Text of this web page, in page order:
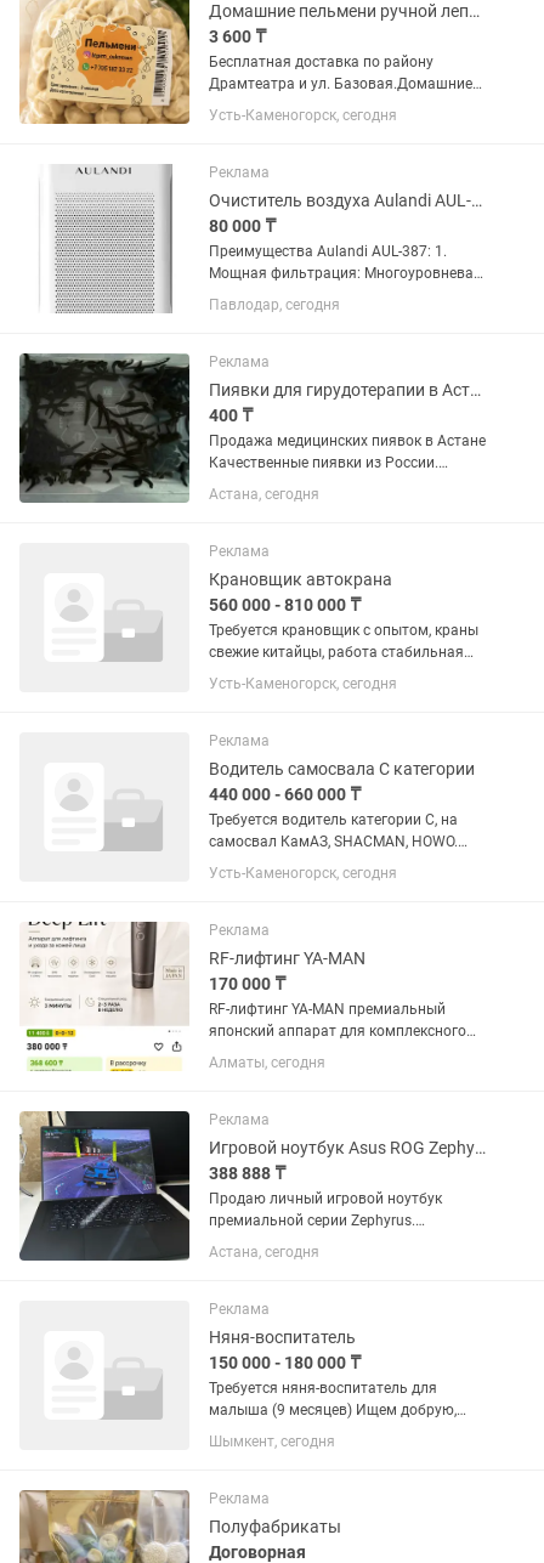
Домашние пельмени ручной лепки Усть-Каменогорске 3600 /кг
3 600 ₸
Бесплатная доставка по району
Драмтеатра и ул. Базовая.Домашние
пельмени из свежего мяса Усть-
Каменогорске | 3600 тг/кг
Усть-Каменогорск, сегодня
Реклама
Очиститель воздуха Aulandi AUL-387
80 000 ₸
Преимущества Aulandi AUL-387: 1.
Мощная фильтрация: Многоуровневая
система очистки эффективно
устраняет пыль, аллергены,
создавая комфортный микроклимат. 2.
Компактный и...
Павлодар, сегодня
Реклама
Пиявки для гирудотерапии в Астане оптом и в розницу свежие
400 ₸
Продажа медицинских пиявок в Астане
Качественные пиявки из России.
Оптом и в розницу. Пиявки подходят
для гирудотерапии. Выращены на
Прямые поставки. Гарантия...
Астана, сегодня
Реклама
Крановщик автокрана
560 000 - 810 000 ₸
Требуется крановщик с опытом, краны
свежие китайцы, работа стабильная
зимой-летом
Усть-Каменогорск, сегодня
Реклама
Водитель самосвала С категории
440 000 - 660 000 ₸
Требуется водитель категории С, на
самосвал КамАЗ, SHACMAN, HOWO.
Работа в городе стабильная, зарплата
ежемесячно. Техника свежая, в
звоните по указанному телефону .
Усть-Каменогорск, сегодня
Реклама
RF-лифтинг YA-MAN
170 000 ₸
RF-лифтинг YA-MAN премиальный
японский аппарат для комплексного
ухода за кожей лица в домашних
условиях. Устройство сочетает
охлаждение и уход за зоной вокруг...
Алматы, сегодня
Реклама
Игровой ноутбук Asus ROG Zephyrus M16 [2021]
388 888 ₸
Продаю личный игровой ноутбук
премиальной серии Zephyrus.
Покупался в конце 2021 года.
Последние два года практически не
стационарный ПК. Ноутбук полностью
обслужен,...
Астана, сегодня
Реклама
Няня-воспитатель
150 000 - 180 000 ₸
Требуется няня-воспитатель для
малыша (9 месяцев) Ищем добрую,
заботливую, активную и
ответственную няню, которая искренне
Шымкент, сегодня
Реклама
Полуфабрикаты
Договорная